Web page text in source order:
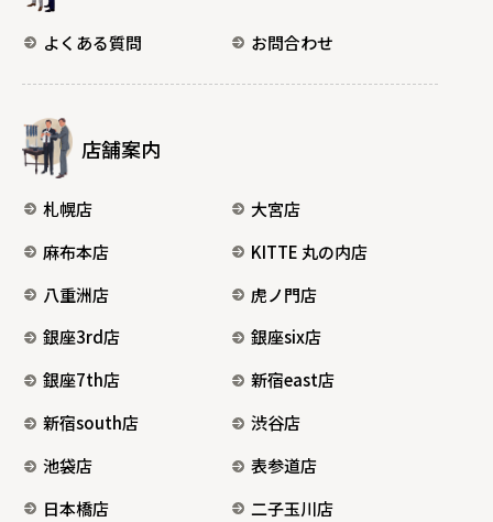
よくある質問 お問合わせ
店舗案内
札幌店
大宮店
麻布本店
KITTE 丸の内店
八重洲店
虎ノ門店
銀座3rd店
銀座six店
銀座7th店
新宿east店
新宿south店
渋谷店
池袋店
表参道店
日本橋店
二子玉川店